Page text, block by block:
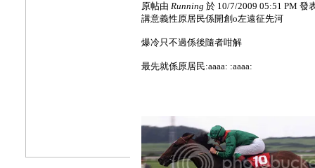
原帖由Running 於 10/7/2009 05:51 PM 發
講意義性原居民係開創o左遠征先河
爆冷只不過係後隨者咁解
最先就係原居民:aaaa: :aaaa: